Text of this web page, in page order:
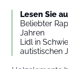
Lesen Sie
Beliebter
Jahren
Lidl in
autistischen